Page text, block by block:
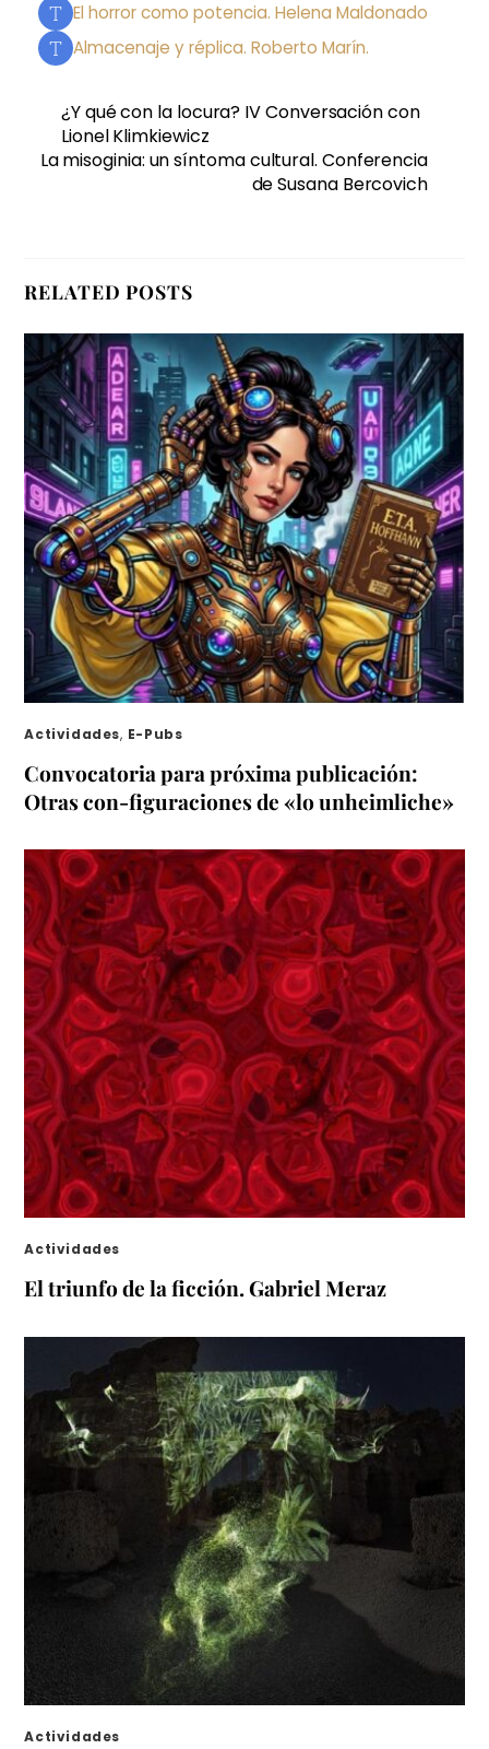
El horror como potencia. Helena Maldonado
Almacenaje y réplica. Roberto Marín.
¿Y qué con la locura? IV Conversación con
Lionel Klimkiewicz
La misoginia: un síntoma cultural. Conferencia
de Susana Bercovich
RELATED POSTS
Actividades, E-Pubs
Convocatoria para próxima publicación:
Otras con-figuraciones de «lo unheimliche»
Actividades
El triunfo de la ficción. Gabriel Meraz
Actividades